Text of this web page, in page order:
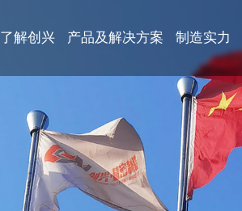
了解创兴 产品及解决方案 制造实力